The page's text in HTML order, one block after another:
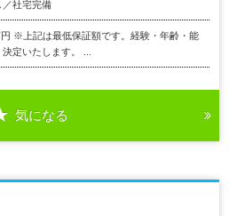
／社宅完備
※上記は最低保証額です。経験・年齢・能
定いたします。 ...
気になる